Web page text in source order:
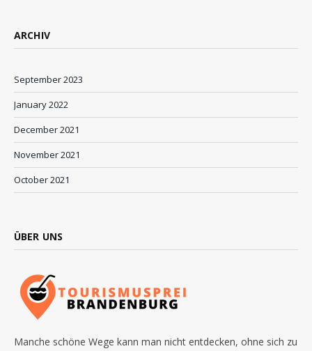
ARCHIV
September 2023
January 2022
December 2021
November 2021
October 2021
ÜBER UNS
Manche schöne Wege kann man nicht entdecken, ohne sich zu